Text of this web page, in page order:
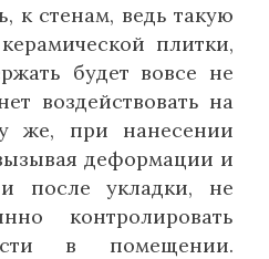
к стенам, ведь такую
плитки,
будет вовсе не
воздействовать на
же, при нанесении
деформации и
после укладки, не
контролировать
в помещении.